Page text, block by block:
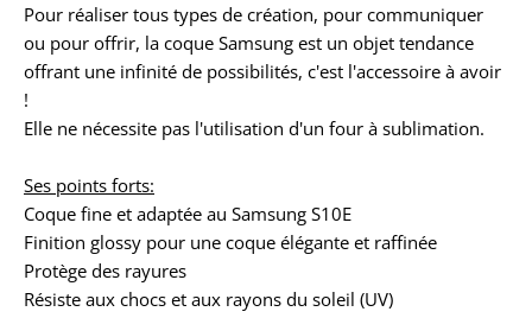
Pour réaliser tous types de création, pour communiquer
ou pour offrir, la coque Samsung est un objet tendance
offrant une infinité de possibilités, c'est l'accessoire à avoir
!
Elle ne nécessite pas l'utilisation d'un four à sublimation.
Ses points forts:
Coque fine et adaptée au Samsung S10E
Finition glossy pour une coque élégante et raffinée
Protège des rayures
Résiste aux chocs et aux rayons du soleil (UV)